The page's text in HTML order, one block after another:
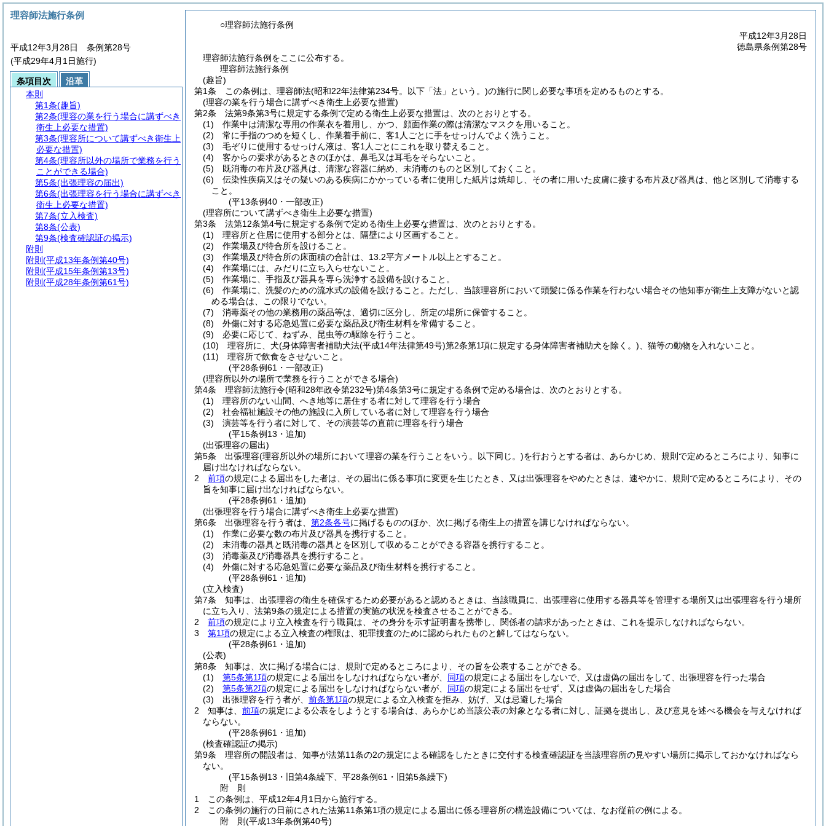
○理容師法施行条例
平成12年3月28日
徳島県条例第28号
理容師法施行条例をここに公布する。
理容師法施行条例
(趣旨)
第1条
この条例は、理容師法(昭和22年法律第234号。以下「法」という。)の施行に関し必要な事項を定めるものとする。
(理容の業を行う場合に講ずべき衛生上必要な措置)
第2条
法第9条第3号に規定する条例で定める衛生上必要な措置は、次のとおりとする。
(1)
作業中は清潔な専用の作業衣を着用し、かつ、顔面作業の際は清潔なマスクを用いること。
(2)
常に手指のつめを短くし、作業着手前に、客1人ごとに手をせっけんでよく洗うこと。
(3)
毛ぞりに使用するせっけん液は、客1人ごとにこれを取り替えること。
(4)
客からの要求があるときのほかは、鼻毛又は耳毛をそらないこと。
(5)
既消毒の布片及び器具は、清潔な容器に納め、未消毒のものと区別しておくこと。
(6)
伝染性疾病又はその疑いのある疾病にかかっている者に使用した紙片は焼却し、その者に用いた皮膚に接する布片及び器具は、他と区別して消毒する
こと。
(平13条例40・一部改正)
(理容所について講ずべき衛生上必要な措置)
第3条
法第12条第4号に規定する条例で定める衛生上必要な措置は、次のとおりとする。
(1)
理容所と住居に使用する部分とは、隔壁により区画すること。
(2)
作業場及び待合所を設けること。
(3)
作業場及び待合所の床面積の合計は、13.2平方メートル以上とすること。
(4)
作業場には、みだりに立ち入らせないこと。
(5)
作業場に、手指及び器具を専ら洗浄する設備を設けること。
(6)
作業場に、洗髪のための流水式の設備を設けること。 ただし、当該理容所において頭髪に係る作業を行わない場合その他知事が衛生上支障がないと認
める場合は、この限りでない。
(7)
消毒薬その他の業務用の薬品等は、適切に区分し、所定の場所に保管すること。
(8)
外傷に対する応急処置に必要な薬品及び衛生材料を常備すること。
(9)
必要に応じて、ねずみ、昆虫等の駆除を行うこと。
(10)
理容所に、犬(身体障害者補助犬法(平成14年法律第49号)第2条第1項に規定する身体障害者補助犬を除く。) 、猫等の動物を入れないこと。
(11)
理容所で飲食をさせないこと。
(平28条例61・一部改正)
(理容所以外の場所で業務を行うことができる場合)
第4条
理容師法施行令(昭和28年政令第232号)第4条第3号に規定する条例で定める場合は、次のとおりとする。
(1)
理容所のない山間、へき地等に居住する者に対して理容を行う場合
(2)
社会福祉施設その他の施設に入所している者に対して理容を行う場合
(3)
演芸等を行う者に対して、その演芸等の直前に理容を行う場合
(平15条例13・追加)
(出張理容の届出)
第5条
出張理容(理容所以外の場所において理容の業を行うことをいう。以下同じ。)を行おうとする者は、あらかじめ、規則で定めるところにより、知事に
届け出なければならない。
2
前項の規定による届出をした者は、その届出に係る事項に変更を生じたとき、又は出張理容をやめたときは、速やかに、規則で定めるところにより、その
旨を知事に届け出なければならない。
(平28条例61・追加)
(出張理容を行う場合に講ずべき衛生上必要な措置)
第6条
出張理容を行う者は、 第2条各号に掲げるもののほか、次に掲げる衛生上の措置を講じなければならない。
(1)
作業に必要な数の布片及び器具を携行すること。
(2)
未消毒の器具と既消毒の器具とを区別して収めることができる容器を携行すること。
(3)
消毒薬及び消毒器具を携行すること。
(4)
外傷に対する応急処置に必要な薬品及び衛生材料を携行すること。
(平28条例61・追加)
(立入検査)
第7条
知事は、出張理容の衛生を確保するため必要があると認めるときは、当該職員に、出張理容に使用する器具等を管理する場所又は出張理容を行う場所
に立ち入り、法第9条の規定による措置の実施の状況を検査させることができる。
2
前項の規定により立入検査を行う職員は、その身分を示す証明書を携帯し、関係者の請求があったときは、これを提示しなければならない。
3
第1項の規定による立入検査の権限は、犯罪捜査のために認められたものと解してはならない。
(平28条例61・追加)
(公表)
第8条
知事は、次に掲げる場合には、規則で定めるところにより、その旨を公表することができる。
(1)
第5条第1項の規定による届出をしなければならない者が、 同項の規定による届出をしないで、又は虚偽の届出をして、出張理容を行った場合
(2)
第5条第2項の規定による届出をしなければならない者が、 同項の規定による届出をせず、又は虚偽の届出をした場合
(3)
出張理容を行う者が、 前条第1項の規定による立入検査を拒み、妨げ、又は忌避した場合
2
知事は、 前項の規定による公表をしようとする場合は、あらかじめ当該公表の対象となる者に対し、証拠を提出し、及び意見を述べる機会を与えなければ
ならない。
(平28条例61・追加)
(検査確認証の掲示)
第9条
理容所の開設者は、知事が法第11条の2の規定による確認をしたときに交付する検査確認証を当該理容所の見やすい場所に掲示しておかなければなら
ない。
(平15条例13・旧第4条繰下、平28条例61・旧第5条繰下)
附 則
1
この条例は、平成12年4月1日から施行する。
2
この条例の施行の日前にされた法第11条第1項の規定による届出に係る理容所の構造設備については、なお従前の例による。
附 則(平成13年条例第40号)
理容師法施行条例
平成12年3月28日 条例第28号
(平成29年4月1日施行)
条項目次
沿革
本則
第1条(趣旨)
第2条(理容の業を行う場合に講ずべき
衛生上必要な措置)
第3条(理容所について講ずべき衛生上
必要な措置)
第4条(理容所以外の場所で業務を行う
ことができる場合)
第5条(出張理容の届出)
第6条(出張理容を行う場合に講ずべき
衛生上必要な措置)
第7条(立入検査)
第8条(公表)
第9条(検査確認証の掲示)
附則
附則 (平成13年条例第40号)
附則 (平成15年条例第13号)
附則 (平成28年条例第61号)